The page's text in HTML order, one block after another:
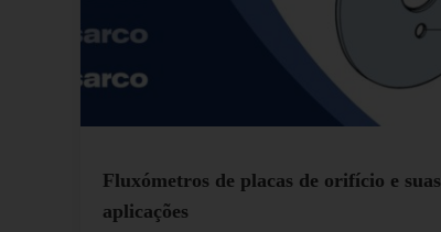
Fluxómetros de placas de orifício e suas
aplicações